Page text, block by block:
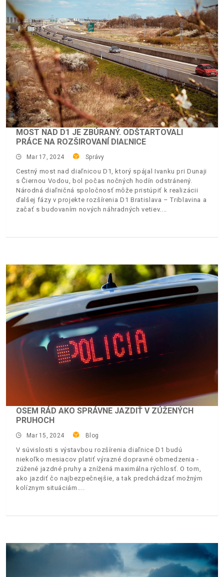
MOST NAD D1 JE ZBÚRANÝ. ODŠTARTOVALI
PRÁCE NA ROZŠIROVANÍ DIAĽNICE
Mar 17, 2024 Správy
Cestný most nad diaľnicou D1, ktorý spájal Ivanku pri Dunaji
s Čiernou Vodou, bol počas nočných hodín odstránený.
Národná diaľničná spoločnosť môže pristúpiť k realizácii
ďalšej fázy v projekte rozšírenia D1 Bratislava – Triblavina a
začať s budovaním nových náhradných vetiev.
OSEM RÁD AKO SPRÁVNE JAZDIŤ V ZÚŽENÝCH
PRUHOCH
Mar 15, 2024 Blog
V súvislosti s výstavbou rozšírenia diaľnice D1 budú
niekoľko mesiacov platiť výrazné dopravné obmedzenia -
zúžené jazdné pruhy a znížená maximálna rýchlosť. O tom,
ako jazdiť čo najbezpečnejšie, a tak predchádzať možným
kolíznym situáciám.